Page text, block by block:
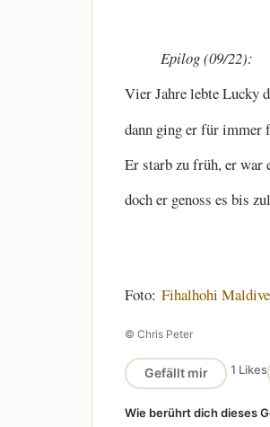
Epilog (09/22):
Vier Jahre lebte Lucky
dann ging er für immer
Er starb zu früh, er war
doch er genoss es bis
Foto: Fihalhohi
© Chris Peter
Gefällt mir 1 Likes
Wie berührt dich dieses